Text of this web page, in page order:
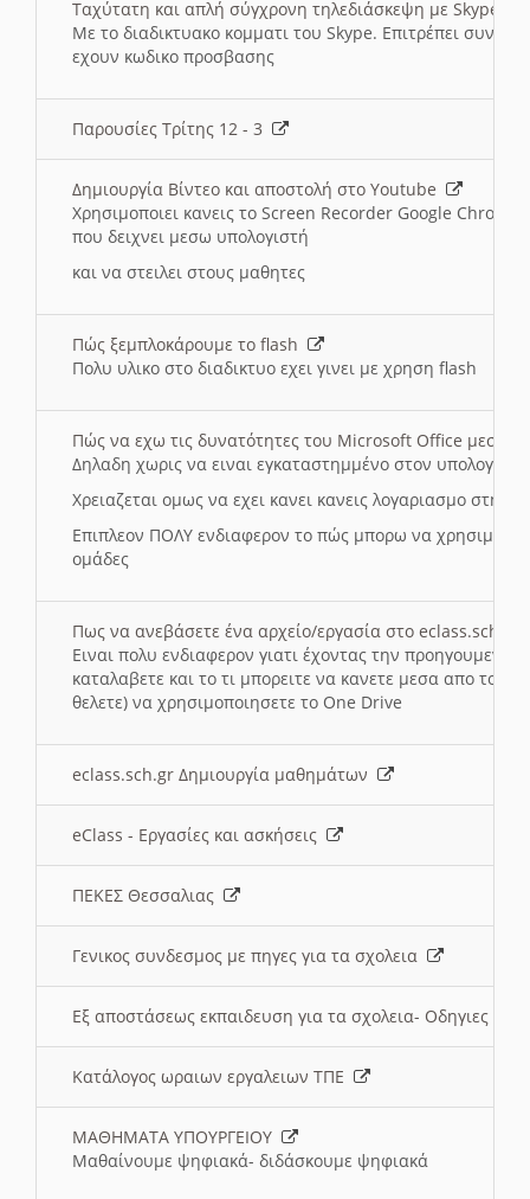
Ταχύτατη και απλή σύγχρονη τηλεδιάσκεψη με Skype
Με το διαδικτυακο κομματι του Skype. Επιτρέπει
εχουν κωδικο προσβασης
Παρουσίες Τρίτης 12 - 3
Δημιουργία Βίντεο και αποστολή στο Youtube
Χρησιμοποιει κανεις το Screen Recorder Google Chrome
που δειχνει μεσω υπολογιστή
και να στειλει στους μαθητες
Πώς ξεμπλοκάρουμε το flash
Πολυ υλικο στο διαδικτυο εχει γινει με χρηση flash
Πώς να εχω τις δυνατότητες του Microsoft Office μεσω
Δηλαδη χωρις να ειναι εγκαταστημμένο στον
Χρειαζεται ομως να εχει κανει κανεις λογαριασμο στη
Επιπλεον ΠΟΛΥ ενδιαφερον το πώς μπορω να
ομάδες
Πως να ανεβάσετε ένα αρχείο/εργασία στο eclass.sch.gr
Ειναι πολυ ενδιαφερον γιατι έχοντας την
καταλαβετε και το τι μπορειτε να κανετε μεσα απο το
θελετε) να χρησιμοποιησετε το One Drive
eclass.sch.gr Δημιουργία μαθημάτων
eClass - Εργασίες και ασκήσεις
ΠΕΚΕΣ Θεσσαλιας
Γενικος συνδεσμος με πηγες για τα σχολεια
Εξ αποστάσεως εκπαιδευση για τα σχολεια- Οδηγιες
Κατάλογος ωραιων εργαλειων ΤΠΕ
ΜΑΘΗΜΑΤΑ ΥΠΟΥΡΓΕΙΟΥ
Μαθαίνουμε ψηφιακά- διδάσκουμε ψηφιακά